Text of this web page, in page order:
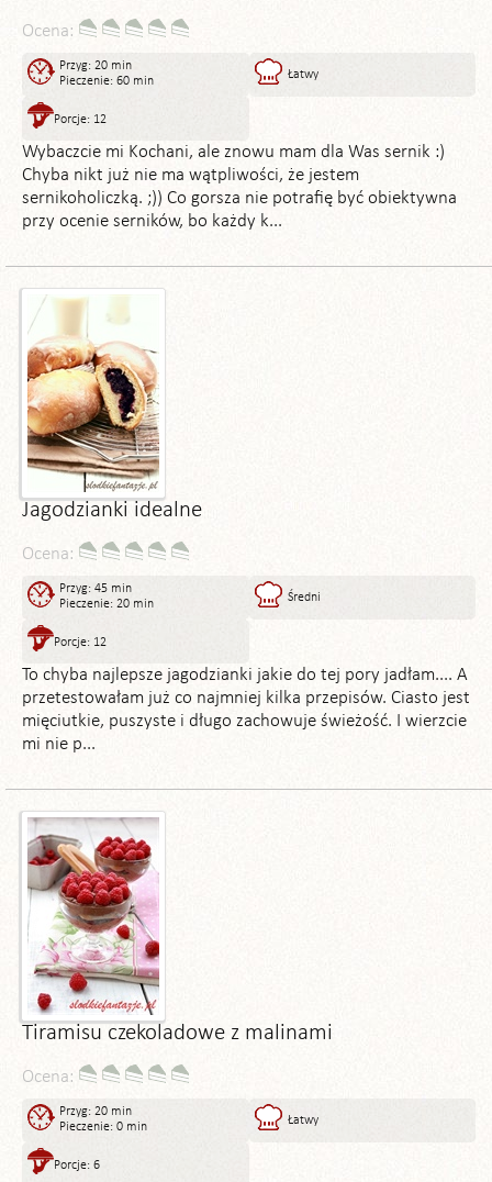
Ocena:
Przyg: 20 min
Pieczenie: 60 min
Łatwy
Porcje: 12
Wybaczcie mi Kochani, ale znowu mam dla Was sernik :)
Chyba nikt już nie ma wątpliwości, że jestem
sernikoholiczką. ;)) Co gorsza nie potrafię być obiektywna
przy ocenie serników, bo każdy k...
Jagodzianki idealne
Ocena:
Przyg: 45 min
Pieczenie: 20 min
Średni
Porcje: 12
To chyba najlepsze jagodzianki jakie do tej pory jadłam.... A
przetestowałam już co najmniej kilka przepisów. Ciasto jest
mięciutkie, puszyste i długo zachowuje świeżość. I wierzcie
mi nie p...
Tiramisu czekoladowe z malinami
Ocena:
Przyg: 20 min
Pieczenie: 0 min
Łatwy
Porcje: 6